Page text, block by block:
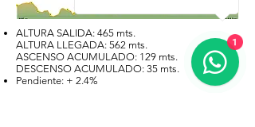
ALTURA SALIDA: 465 mts.
ALTURA LLEGADA: 562 mts.
ASCENSO ACUMULADO: 129 mts.
DESCENSO ACUMULADO: 35 mts.
Pendiente: + 2.4%
1